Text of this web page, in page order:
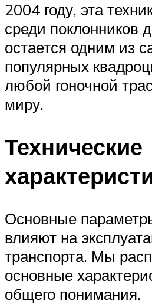
2004 году, эта
среди поклонников
остается одним из
популярных
любой гоночной
миру.
Технические
Основные
влияют на
транспорта. Мы
основные
общего понимания.